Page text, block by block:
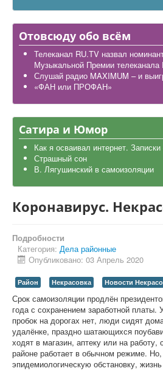
Офицеры России
Дела школьные
Карта района
Отовсюду обо всём
Телеканал RU.TV назвал
Музыкальной Премии телеканала
Слушай радио MAXIMUM – и
«ФАН или ПРОФАН»
Сатира и Юмор
Как я осваивал интернет. Записки
Страшный сон
В. Лягушинский в самоизоляции
Коронавирус.
Подробности
Категория: Дела районные
Опубликовано: 03 Апрель 2020
Район Некрасовка Новости
Срок самоизоляции продлён
года с сохранением заработной платы.
пробок на дорогах нет, люди сидят
удалёнке, праздно шатающихся
ходят в магазин, аптеку или на
районе работает в обычном режиме.
эпидемиологическую обстановку,